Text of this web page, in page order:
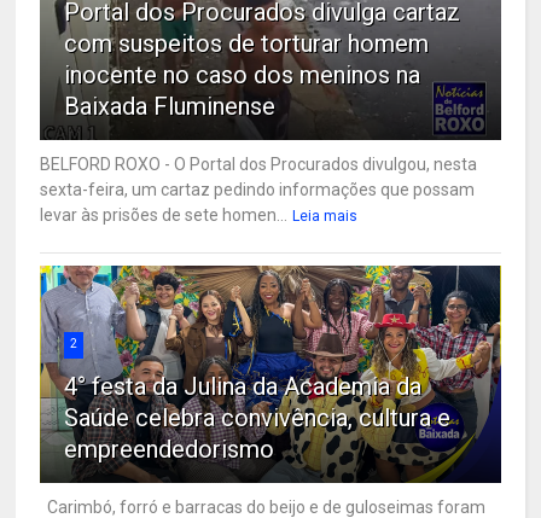
Portal dos Procurados divulga cartaz
com suspeitos de torturar homem
inocente no caso dos meninos na
Baixada Fluminense
BELFORD ROXO - O Portal dos Procurados divulgou, nesta
sexta-feira, um cartaz pedindo informações que possam
levar às prisões de sete homen...
Leia mais
2
4° festa da Julina da Academia da
Saúde celebra convivência, cultura e
empreendedorismo
Carimbó, forró e barracas do beijo e de guloseimas foram